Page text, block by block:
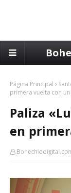
Página Principal
primera vuelta con un
Paliza
en